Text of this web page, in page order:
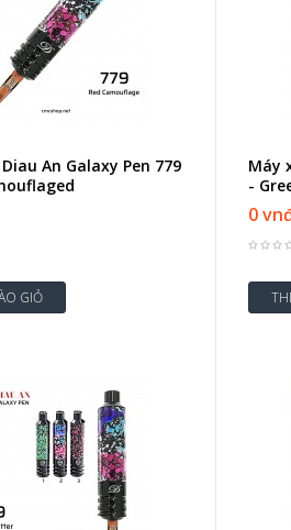
An Galaxy Pen 779
Máy
-
0